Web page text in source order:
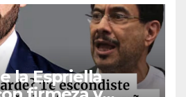
la Espriella